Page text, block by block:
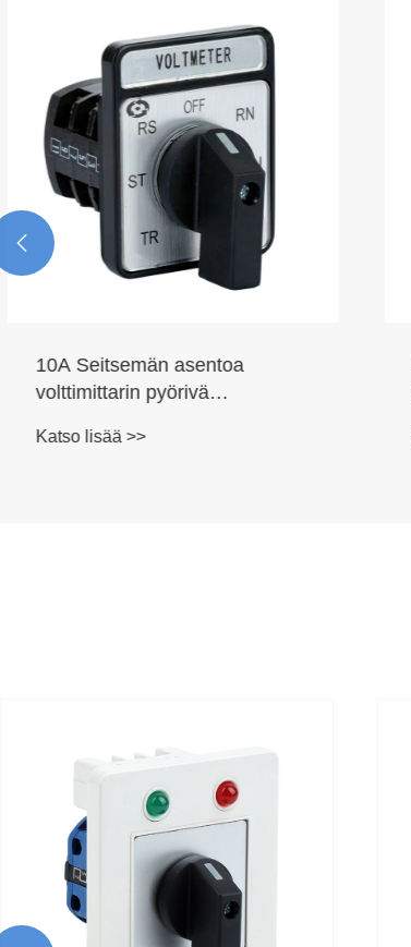
10A Seitsemän asentoa
volttimittarin pyörivä
Katso lisää >>
